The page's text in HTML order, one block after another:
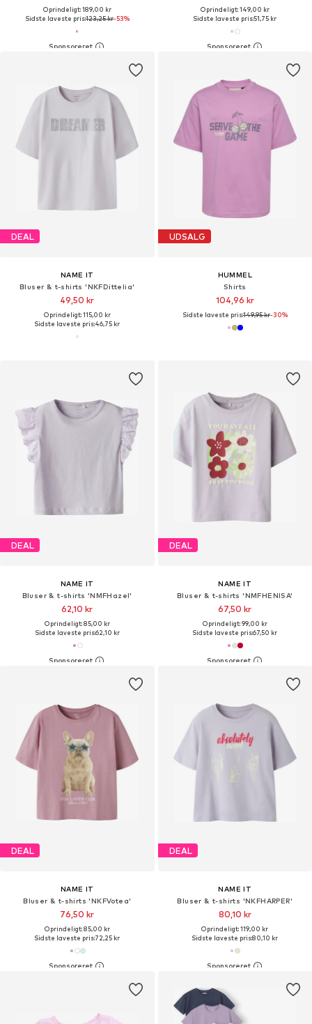
Oprindeligt: 189,00 kr
Sidste laveste pris:123,25 kr-53%
Oprindeligt: 149,00 kr
Sidste laveste pris:51,75 kr
DEAL
NAME IT
Bluser & t-shirts 'NKFDittelia'
49,50 kr
Oprindeligt: 115,00 kr
Sidste laveste pris:46,75 kr
UDSALG
HUMMEL
Shirts
104,96 kr
Sidste laveste pris:149,95 kr-30%
DEAL
NAME IT
Bluser & t-shirts 'NMFHazel'
62,10 kr
Oprindeligt: 85,00 kr
Sidste laveste pris:62,10 kr
DEAL
NAME IT
Bluser & t-shirts 'NMFHENISA'
67,50 kr
Oprindeligt: 99,00 kr
Sidste laveste pris:67,50 kr
DEAL
NAME IT
Bluser & t-shirts 'NKFVotea'
76,50 kr
Oprindeligt: 85,00 kr
Sidste laveste pris:72,25 kr
DEAL
NAME IT
Bluser & t-shirts 'NKFHARPER'
80,10 kr
Oprindeligt: 119,00 kr
Sidste laveste pris:80,10 kr